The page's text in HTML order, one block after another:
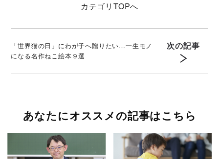
カテゴリ TOPへ
「世界猫の日」にわが子へ贈りたい…一生モノ
になる名作ねこ絵本９選
次の記事
あなたにオススメの記事はこちら